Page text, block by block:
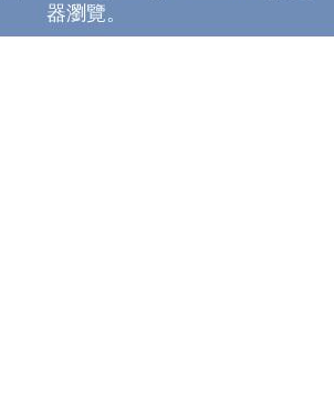
器瀏覽。